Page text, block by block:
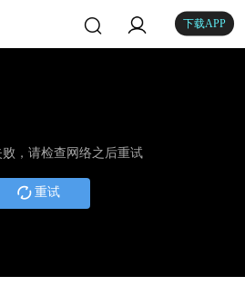
下载APP
，请检查网络之后重试
重试